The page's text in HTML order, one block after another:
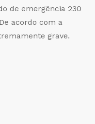
de emergência 230
acordo com a
grave.